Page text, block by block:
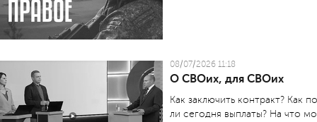
08/07/2026 11:18
О СВОих, для СВОих
Как заключить контракт? Как
ли сегодня выплаты? На что